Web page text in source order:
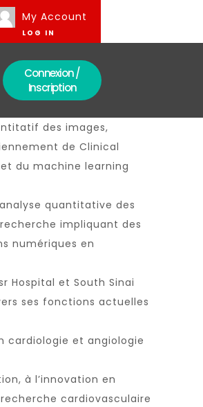
My Account
LOG IN
Connexion /
Inscription
des images,
de Clinical
du machine learning
quantitative des
impliquant des
numériques en
Hospital et South Sinai
ses fonctions actuelles
cardiologie et angiologie
à l’innovation en
cardiovasculaire